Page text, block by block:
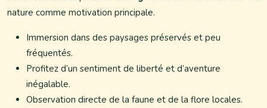
nature comme motivation principale.
Immersion dans des paysages préservés et peu
fréquentés.
Profitez d’un sentiment de liberté et d’aventure
inégalable.
Observation directe de la faune et de la flore locales.